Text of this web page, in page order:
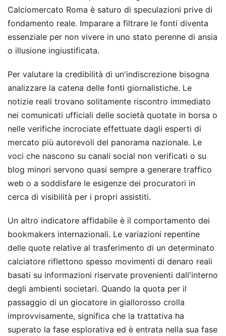
Calciomercato Roma è saturo di speculazioni prive di
fondamento reale. Imparare a filtrare le fonti diventa
essenziale per non vivere in uno stato perenne di ansia
o illusione ingiustificata.
Per valutare la credibilità di un'indiscrezione bisogna
analizzare la catena delle fonti giornalistiche. Le
notizie reali trovano solitamente riscontro immediato
nei comunicati ufficiali delle società quotate in borsa o
nelle verifiche incrociate effettuate dagli esperti di
mercato più autorevoli del panorama nazionale. Le
voci che nascono su canali social non verificati o su
blog minori servono quasi sempre a generare traffico
web o a soddisfare le esigenze dei procuratori in
cerca di visibilità per i propri assistiti.
Un altro indicatore affidabile è il comportamento dei
bookmakers internazionali. Le variazioni repentine
delle quote relative al trasferimento di un determinato
calciatore riflettono spesso movimenti di denaro reali
basati su informazioni riservate provenienti dall'interno
degli ambienti societari. Quando la quota per il
passaggio di un giocatore in giallorosso crolla
improvvisamente, significa che la trattativa ha
superato la fase esplorativa ed è entrata nella sua fase